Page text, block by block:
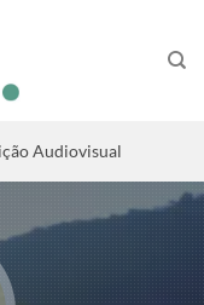
Audiovisual